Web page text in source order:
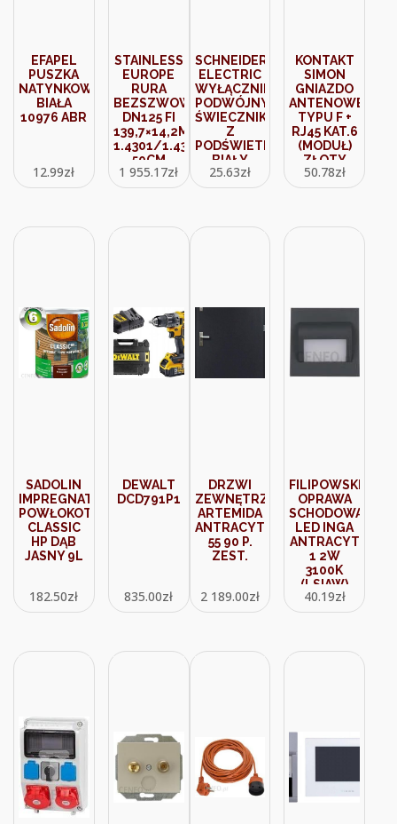
EFAPEL
PUSZKA
NATYNKOWA
BIAŁA
10976 ABR
12.99zł
STAINLESS
EUROPE
RURA
BEZSZWOWA
DN125 FI
139,7×14,2MM
1.4301/1.4307
50CM
1 955.17zł
SCHNEIDER
ELECTRIC
WYŁĄCZNIK
PODWÓJNY
ŚWIECZNIKOWY
Z
PODŚWIETLENIEM
BIAŁY
SDD111105LSCH
25.63zł
KONTAKT
SIMON
GNIAZDO
ANTENOWE
TYPU F +
RJ45 KAT.6
(MODUŁ)
ZŁOTY
MAT
DASFRJ45.01/44
50.78zł
SADOLIN
IMPREGNAT
POWŁOKOTWÓRCZY
CLASSIC
HP DĄB
JASNY 9L
182.50zł
DEWALT
DCD791P1
835.00zł
DRZWI
ZEWNĘTRZNE
ARTEMIDA
ANTRACYT
55 90 P.
ZEST.
2 189.00zł
FILIPOWSKI
OPRAWA
SCHODOWA
LED INGA
ANTRACYT
1 2W
3100K
(LSIAW)
40.19zł